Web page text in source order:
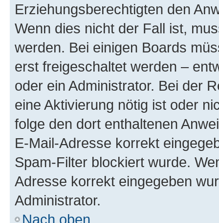
Erziehungsberechtigten den
Wenn dies nicht der Fall ist,
werden. Bei einigen Boards
erst freigeschaltet werden –
oder ein Administrator. Bei der
eine Aktivierung nötig ist oder
folge den dort enthaltenen
E-Mail-Adresse korrekt
Spam-Filter blockiert wurde.
Adresse korrekt eingegeben
Administrator.
Nach oben